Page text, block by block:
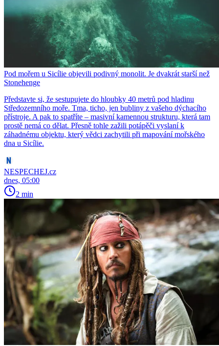
Pod mořem u Sicílie objevili podivný monolit. Je dvakrát starší než
Stonehenge
Představte si, že sestupujete do hloubky 40 metrů pod hladinu
Středozemního moře. Tma, ticho, jen bubliny z vašeho dýchacího
přístroje. A pak to spatříte – masivní kamennou strukturu, která tam
prostě nemá co dělat. Přesně tohle zažili potápěči vyslaní k
záhadnému objektu, který vědci zachytili při mapování mořského
dna u Sicílie.
NESPECHEJ.cz
dnes, 05:00
2 min